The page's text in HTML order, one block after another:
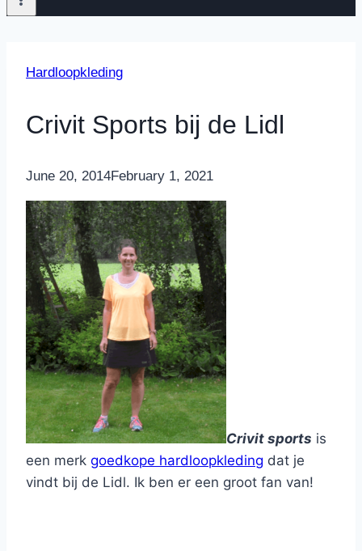
Hardloopkleding
Crivit Sports bij de Lidl
ByNicole
June 20, 2014February 1, 2021
Crivit sports is
een merk goedkope hardloopkleding dat je
vindt bij de Lidl. Ik ben er een groot fan van!